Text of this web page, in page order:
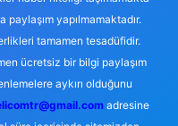
yapılmamaktadır.
tamamen tesadüfidir.
ücretsiz bir bilgi paylaşım
aykırı olduğunu
adresine